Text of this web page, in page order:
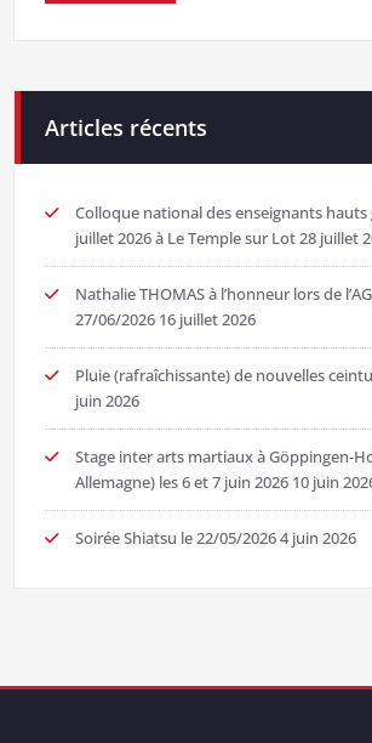
Articles récents
Colloque national des enseignants hauts
juillet 2026 à Le Temple sur Lot28 juillet
Nathalie THOMAS à l’honneur lors de
27/06/2026 16 juillet 2026
Pluie (rafraîchissante) de nouvelles
juin 2026
Stage inter arts martiaux à Göppingen-
Allemagne) les 6 et 7 juin 2026 10 juin
Soirée Shiatsu le 22/05/20264 juin 2026